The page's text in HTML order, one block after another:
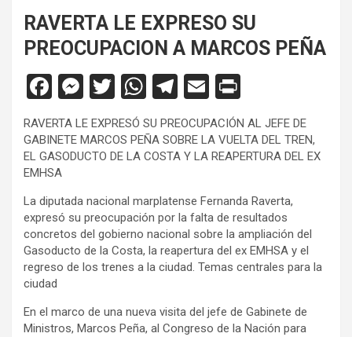
RAVERTA LE EXPRESO SU
PREOCUPACION A MARCOS PEÑA
F
a
ce
b
o
o
k
M
es
se
n
er
T
wi
tt
er
W
h
at
s
p
p
T
el
e
gr
m
E
m
ail
in
tF
ri
n
dl
y
RAVERTA LE EXPRESÓ SU PREOCUPACIÓN AL JEFE DE
GABINETE MARCOS PEÑA SOBRE LA VUELTA DEL TREN,
EL GASODUCTO DE LA COSTA Y LA REAPERTURA DEL EX
EMHSA
La diputada nacional marplatense Fernanda Raverta,
expresó su preocupación por la falta de resultados
concretos del gobierno nacional sobre la ampliación del
Gasoducto de la Costa, la reapertura del ex EMHSA y el
regreso de los trenes a la ciudad. Temas centrales para la
ciudad
En el marco de una nueva visita del jefe de Gabinete de
Ministros, Marcos Peña, al Congreso de la Nación para